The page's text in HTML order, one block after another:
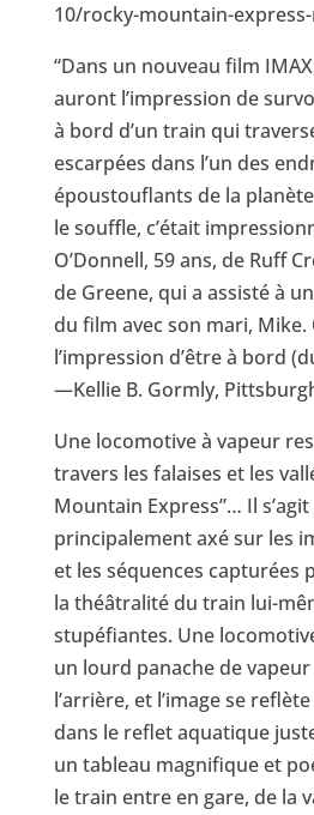
10/rocky-mountain-
“Dans un nouveau film
auront l’impression de
à bord d’un train qui
escarpées dans l’un des
époustouflants de la
le souffle, c’était
O’Donnell, 59 ans, de Ruff
de Greene, qui a assisté à
du film avec son mari, Mike.
l’impression d’être à bord
—Kellie B. Gormly,
Une locomotive à vapeur
travers les falaises et les
Mountain Express”… Il s’agit
principalement axé sur les
et les séquences capturées
la théâtralité du train lui-
stupéfiantes. Une
un lourd panache de vapeur
l’arrière, et l’image se
dans le reflet aquatique
un tableau magnifique et
le train entre en gare, de la